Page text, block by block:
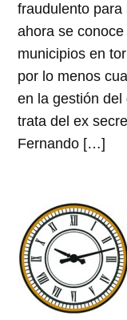
fraudulento
ahora se
municipios en
por lo menos
en la gestión
trata del ex
Fernando […]